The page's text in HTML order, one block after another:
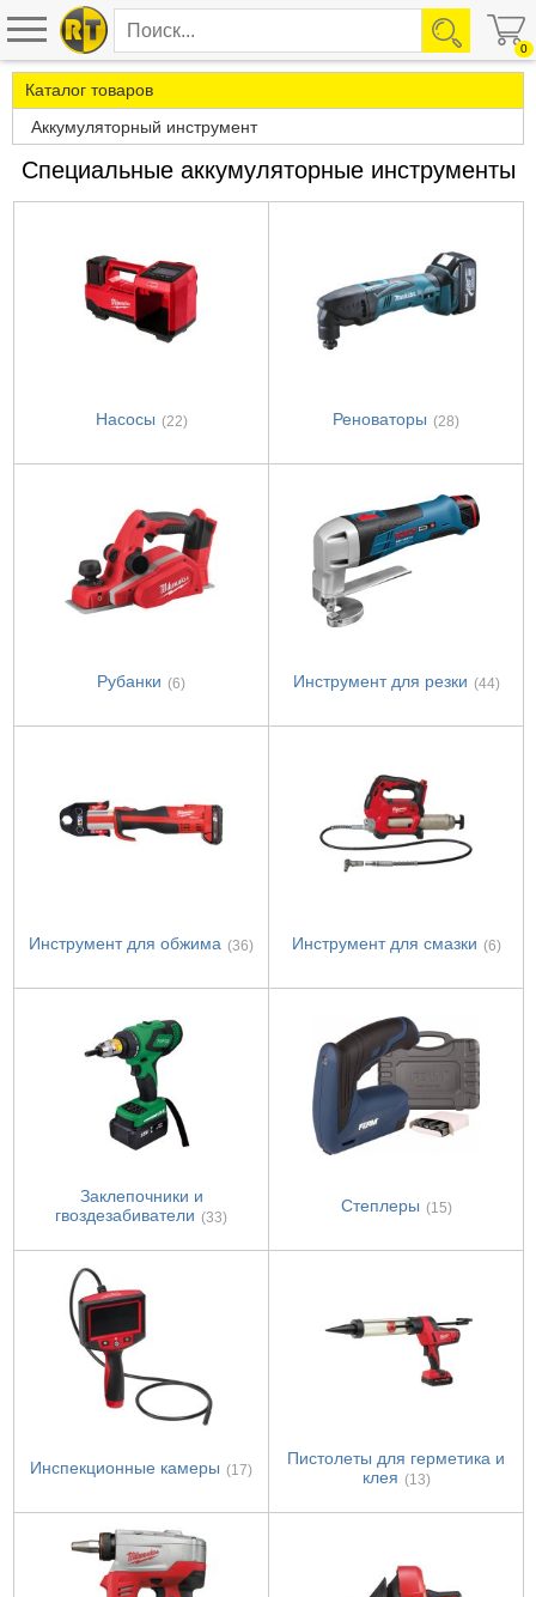
0
Каталог товаров
Аккумуляторный инструмент
Специальные аккумуляторные инструменты
Насосы (22) Реноваторы (28)
Рубанки (6) Инструмент для резки (44)
Инструмент для обжима (36) Инструмент для смазки (6)
Заклепочники и
гвоздезабиватели (33)
Степлеры (15)
Инспекционные камеры (17)
Пистолеты для герметика и
клея (13)